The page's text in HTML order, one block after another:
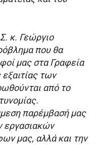
κ. Γεώργιο
που θα
μας στα Γραφεία
των
από το
παρέμβασή μας
εργασιακών
μας, αλλά και την